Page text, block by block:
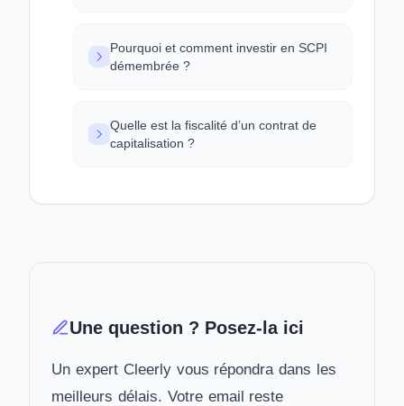
Pourquoi et comment investir en SCPI
démembrée ?
Quelle est la fiscalité d’un contrat de
capitalisation ?
Une question ? Posez-la ici
Un expert Cleerly vous répondra dans les
meilleurs délais. Votre email reste